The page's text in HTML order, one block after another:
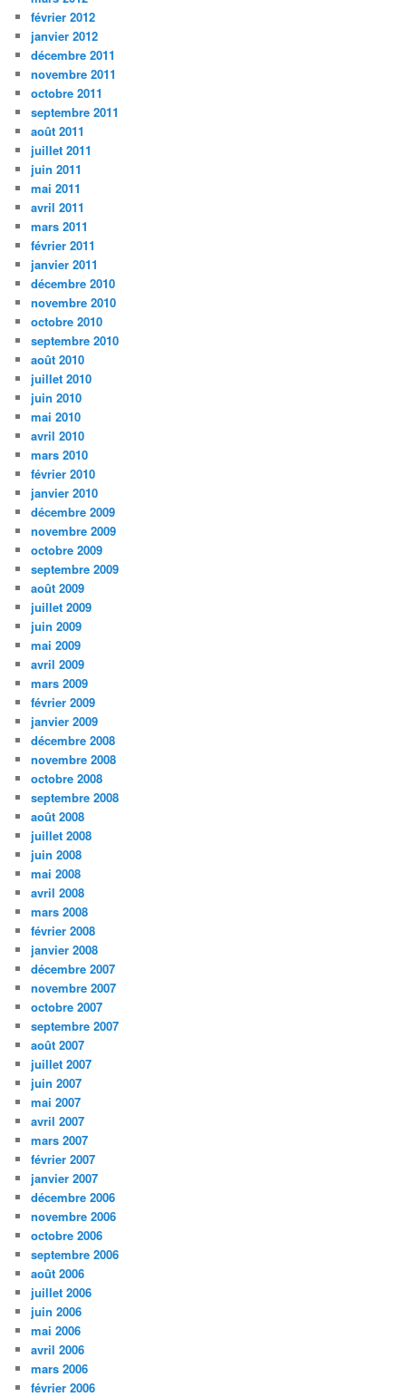
février 2012
janvier 2012
décembre 2011
novembre 2011
octobre 2011
septembre 2011
août 2011
juillet 2011
juin 2011
mai 2011
avril 2011
mars 2011
février 2011
janvier 2011
décembre 2010
novembre 2010
octobre 2010
septembre 2010
août 2010
juillet 2010
juin 2010
mai 2010
avril 2010
mars 2010
février 2010
janvier 2010
décembre 2009
novembre 2009
octobre 2009
septembre 2009
août 2009
juillet 2009
juin 2009
mai 2009
avril 2009
mars 2009
février 2009
janvier 2009
décembre 2008
novembre 2008
octobre 2008
septembre 2008
août 2008
juillet 2008
juin 2008
mai 2008
avril 2008
mars 2008
février 2008
janvier 2008
décembre 2007
novembre 2007
octobre 2007
septembre 2007
août 2007
juillet 2007
juin 2007
mai 2007
avril 2007
mars 2007
février 2007
janvier 2007
décembre 2006
novembre 2006
octobre 2006
septembre 2006
août 2006
juillet 2006
juin 2006
mai 2006
avril 2006
mars 2006
février 2006